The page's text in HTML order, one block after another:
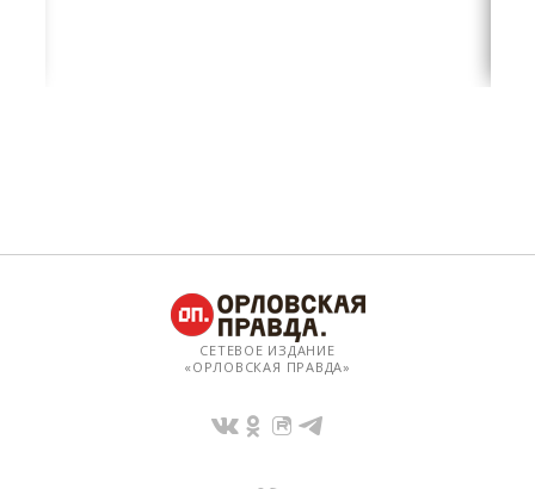
СЕТЕВОЕ ИЗДАНИЕ
«ОРЛОВСКАЯ ПРАВДА»